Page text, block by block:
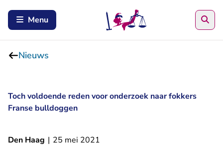
Menu
Nieuws
Toch voldoende reden voor onderzoek naar fokkers
Franse bulldoggen
Den Haag | 25 mei 2021